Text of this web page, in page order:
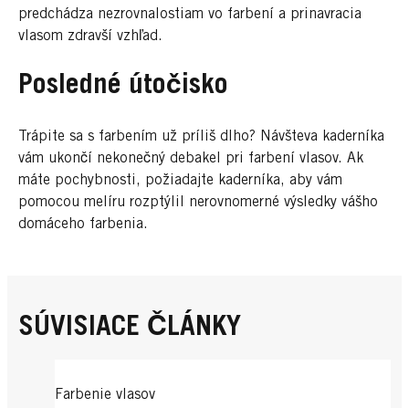
predchádza nezrovnalostiam vo farbení a prinavracia
vlasom zdravší vzhľad.
Posledné útočisko
Trápite sa s farbením už príliš dlho? Návšteva kaderníka
vám ukončí nekonečný debakel pri farbení vlasov. Ak
máte pochybnosti, požiadajte kaderníka, aby vám
pomocou melíru rozptýlil nerovnomerné výsledky vášho
domáceho farbenia.
SÚVISIACE ČLÁNKY
Farbenie vlasov